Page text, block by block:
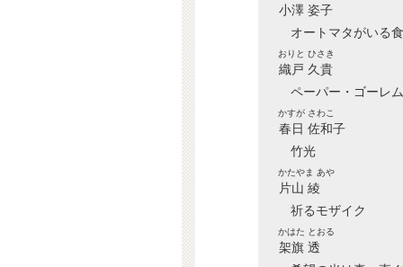
小澤 姿子
オートマタがいる
織戸 久貴
おりと ひさき
ペーパー・ゴーレム
春日 佐和子
かすが さわこ
竹光
片山 綾
かたやま あや
祈るモザイク
架旗 透
かはた とおる